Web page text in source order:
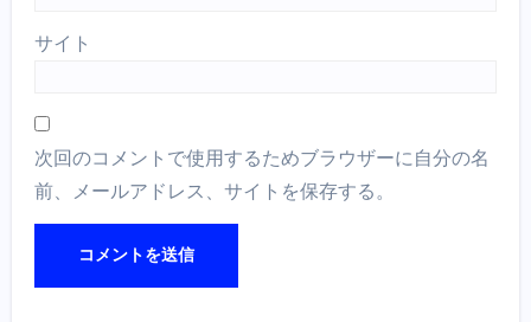
サイト
次回のコメントで使用するためブラウザーに自分の名
前、メールアドレス、サイトを保存する。